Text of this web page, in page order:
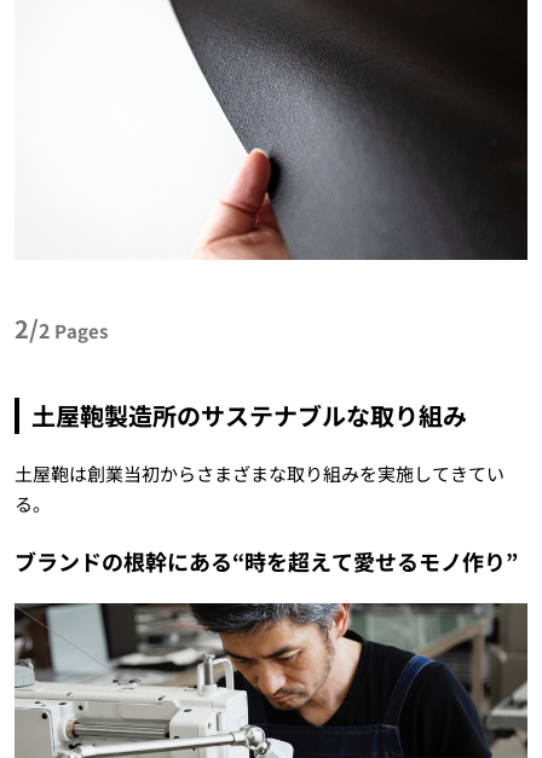
2/2 Pages
土屋鞄製造所のサステナブルな取り組み
土屋鞄は創業当初からさまざまな取り組みを実施してきてい
る。
ブランドの根幹にある“時を超えて愛せるモノ作り”